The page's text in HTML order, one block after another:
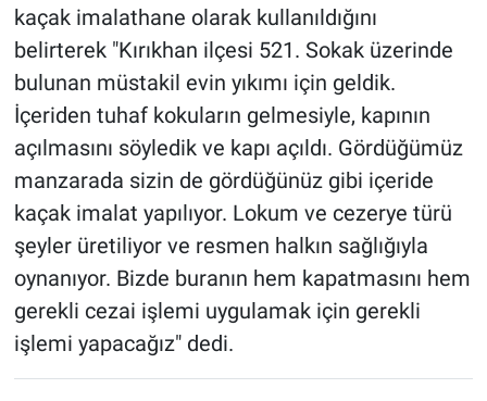
kaçak imalathane olarak kullanıldığını
belirterek "Kırıkhan ilçesi 521. Sokak üzerinde
bulunan müstakil evin yıkımı için geldik.
İçeriden tuhaf kokuların gelmesiyle, kapının
açılmasını söyledik ve kapı açıldı. Gördüğümüz
manzarada sizin de gördüğünüz gibi içeride
kaçak imalat yapılıyor. Lokum ve cezerye türü
şeyler üretiliyor ve resmen halkın sağlığıyla
oynanıyor. Bizde buranın hem kapatmasını hem
gerekli cezai işlemi uygulamak için gerekli
işlemi yapacağız" dedi.